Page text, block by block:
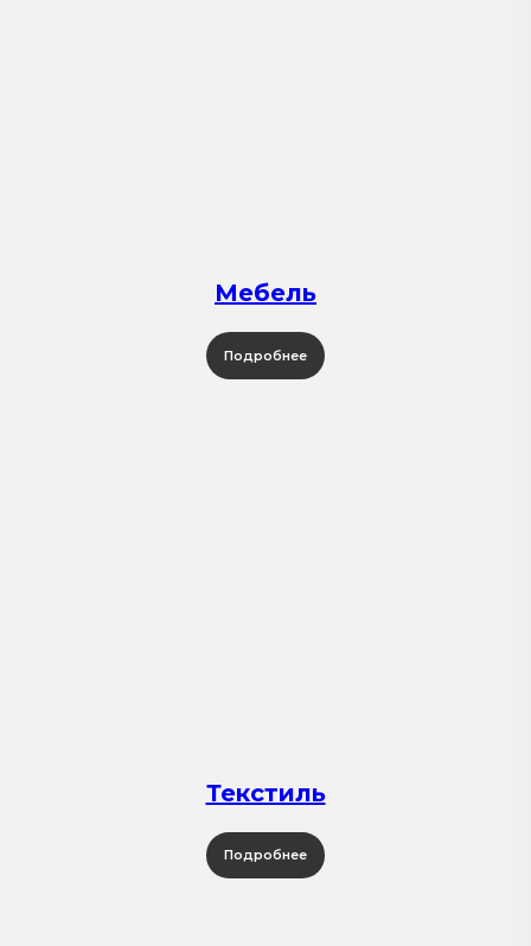
Мебель
Подробнее
Текстиль
Подробнее